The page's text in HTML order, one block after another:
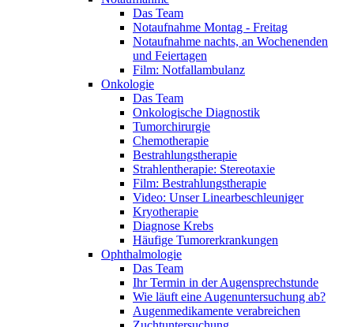
Das Team
Notaufnahme Montag - Freitag
Notaufnahme nachts, an Wochenenden
und Feiertagen
Film: Notfallambulanz
Onkologie
Das Team
Onkologische Diagnostik
Tumorchirurgie
Chemotherapie
Bestrahlungstherapie
Strahlentherapie: Stereotaxie
Film: Bestrahlungstherapie
Video: Unser Linearbeschleuniger
Kryotherapie
Diagnose Krebs
Häufige Tumorerkrankungen
Ophthalmologie
Das Team
Ihr Termin in der Augensprechstunde
Wie läuft eine Augenuntersuchung ab?
Augenmedikamente verabreichen